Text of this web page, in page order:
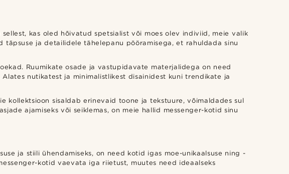
kas oled hõivatud spetsialist või moes olev indiviid, meie valik
täpsuse ja detailidele tähelepanu pööramisega, et rahuldada sinu
Ruumikate osade ja vastupidavate materjalidega on need
nutikatest ja minimalistlikest disainidest kuni trendikate ja
kollektsioon sisaldab erinevaid toone ja tekstuure, võimaldades sul
ajamiseks või seiklemas, on meie hallid messenger-kotid sinu
ja stiili ühendamiseks, on need kotid igas moe-unikaalsuse ning -
kotid vaevata iga riietust, muutes need ideaalseks